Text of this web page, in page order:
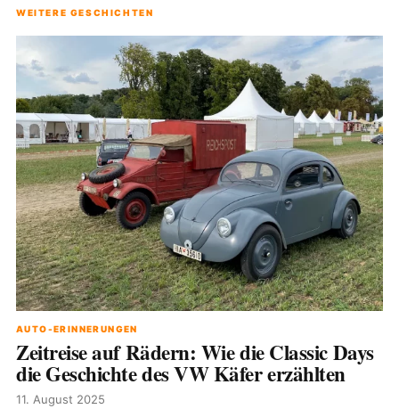
WEITERE GESCHICHTEN
AUTO-ERINNERUNGEN
Zeitreise auf Rädern: Wie die Classic Days
die Geschichte des VW Käfer erzählten
11. August 2025